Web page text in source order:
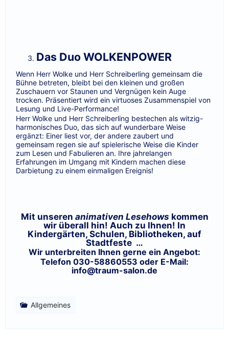
Das Duo WOLKENPOWER
Wenn Herr Wolke und Herr Schreiberling gemeinsam die
Bühne betreten, bleibt bei den kleinen und großen
Zuschauern vor Staunen und Vergnügen kein Auge
trocken. Präsentiert wird ein virtuoses Zusammenspiel von
Lesung und Live-Performance!
Herr Wolke und Herr Schreiberling bestechen als witzig-
harmonisches Duo, das sich auf wunderbare Weise
ergänzt: Einer liest vor, der andere zaubert und
gemeinsam regen sie auf spielerische Weise die Kinder
zum Lesen und Fabulieren an. Ihre jahrelangen
Erfahrungen im Umgang mit Kindern machen diese
Darbietung zu einem einmaligen Ereignis!
Mit unseren animativen Lesehows kommen
wir überall hin! Auch zu Ihnen! In
Kindergärten, Schulen, Bibliotheken, auf
Stadtfeste …
Wir unterbreiten Ihnen gerne ein Angebot:
Telefon 030-58860553 oder E-Mail:
info@traum-salon.de
Allgemeines